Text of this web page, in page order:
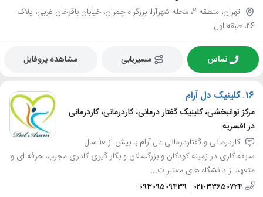
تهران، منطقه 2، محله شهرآرا، بزرگراه چمران، خیابان باقرخان غربی، پلاک
26، طبقه اول
تماس مسیریابی مشاهده پروفایل
16. کلینیک دل آرام
مرکز توانبخشی، کلینیک گفتار درمانی، کاردرمانی، کاردرمانی
در افسریه
کاردرمانی و گفتاردرمانی دل آرام با بیش از 10 سال
سابقه کاری در زمینه کودکان و بزرگسالان و بکار گیری کادری مجرب، حرفه ای و
متعهد از دانشگاه های معتبر ت...
021-33650724
09309509439